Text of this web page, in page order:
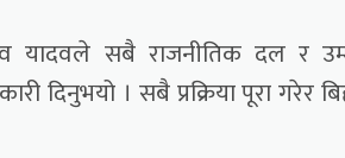
यादवले सबै राजनीतिक दल र
दिनुभयो । सबै प्रक्रिया पूरा गरेर